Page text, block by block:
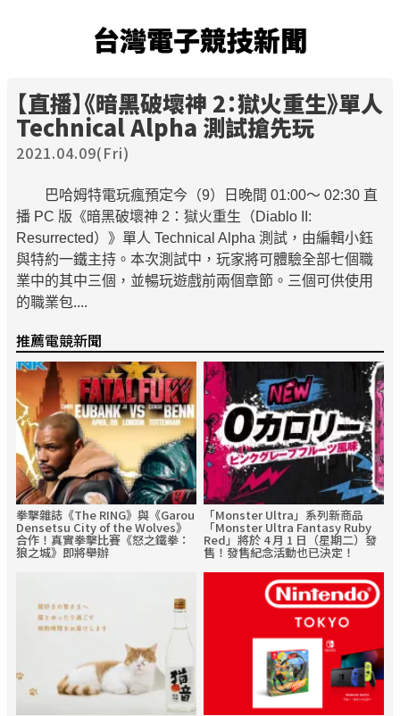
台灣電子競技新聞
【直播】《暗黑破壞神 2：獄火重生》單人
Technical Alpha 測試搶先玩
2021.04.09(Fri)
巴哈姆特電玩瘋預定今（9）日晚間 01:00～ 02:30 直
播 PC 版《暗黑破壞神 2：獄火重生（Diablo II:
Resurrected）》單人 Technical Alpha 測試，由編輯小鈺
與特約一鐵主持。本次測試中，玩家將可體驗全部七個職
業中的其中三個，並暢玩遊戲前兩個章節。三個可供使用
的職業包....
推薦電競新聞
拳擊雜誌《The RING》與《Garou
Densetsu City of the Wolves》
合作！真實拳擊比賽《怒之鐵拳：
狼之城》即將舉辦
「Monster Ultra」系列新商品
「Monster Ultra Fantasy Ruby
Red」將於 4 月 1 日（星期二）發
售！發售紀念活動也已決定！